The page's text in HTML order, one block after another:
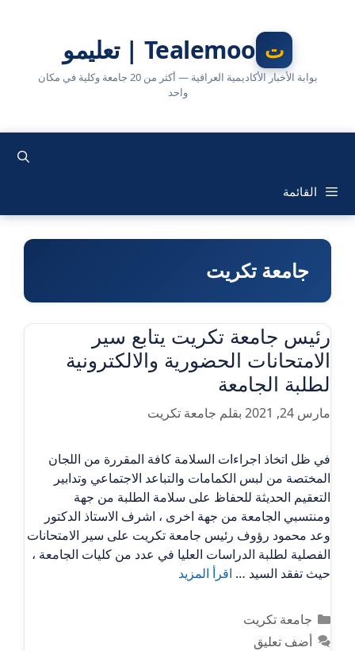
Tealemoo | تعليمو
بوابة الأخبار الأكاديمية العراقية — أكثر من 20 جامعة وكلية في مكان
واحد
القائمة
جامعة تكريت
رئيس جامعة تكريت يتابع سير
الامتحانات الحضورية والالكترونية
لطلبة الجامعة
مارس 24, 2021 بقلم جامعة تكريت
في ظل اتخاذ اجراءات السلامة كافة المقررة من اللجان
المختصة من لبس الكمامات والتباعد الاجتماعي وتدابير
التعقيم الحديثة للحفاظ على سلامة الطلبة من جهة
ومنتسبي الجامعة من جهة اخرى ، اشرف الاستاذ الدكتور
وعد محمود رؤوف رئيس جامعة تكريت على سير الامتحانات
الفصلية لطلبة الدراسات العليا في عدد من كليات الجامعة ،
حيث تفقد السيد … اقرأ المزيد
التصنيفات
جامعة تكريت
أضف تعليق